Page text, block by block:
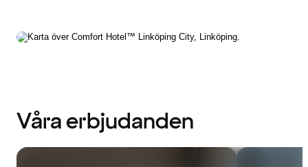
Våra erbjudanden